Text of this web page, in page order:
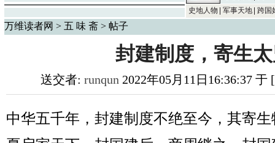
史地人物
军事天地 跨国
万维读者网 > 五 味 斋 > 帖子
封建制度，寄生
送交者: runqun 2022年05月11日16:36:37
中华五千年，封建制度不绝至今，其寄